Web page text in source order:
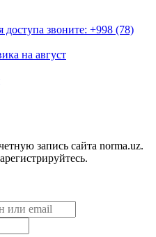
звоните: +998 (78)
на август
запись сайта norma.uz.